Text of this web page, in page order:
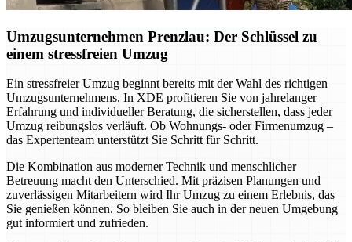
Umzugsunternehmen Prenzlau: Der Schlüssel zu
einem stressfreien Umzug
Ein stressfreier Umzug beginnt bereits mit der Wahl des richtigen
Umzugsunternehmens. In XDE profitieren Sie von jahrelanger
Erfahrung und individueller Beratung, die sicherstellen, dass jeder
Umzug reibungslos verläuft. Ob Wohnungs- oder Firmenumzug –
das Expertenteam unterstützt Sie Schritt für Schritt.
Die Kombination aus moderner Technik und menschlicher
Betreuung macht den Unterschied. Mit präzisen Planungen und
zuverlässigen Mitarbeitern wird Ihr Umzug zu einem Erlebnis, das
Sie genießen können. So bleiben Sie auch in der neuen Umgebung
gut informiert und zufrieden.